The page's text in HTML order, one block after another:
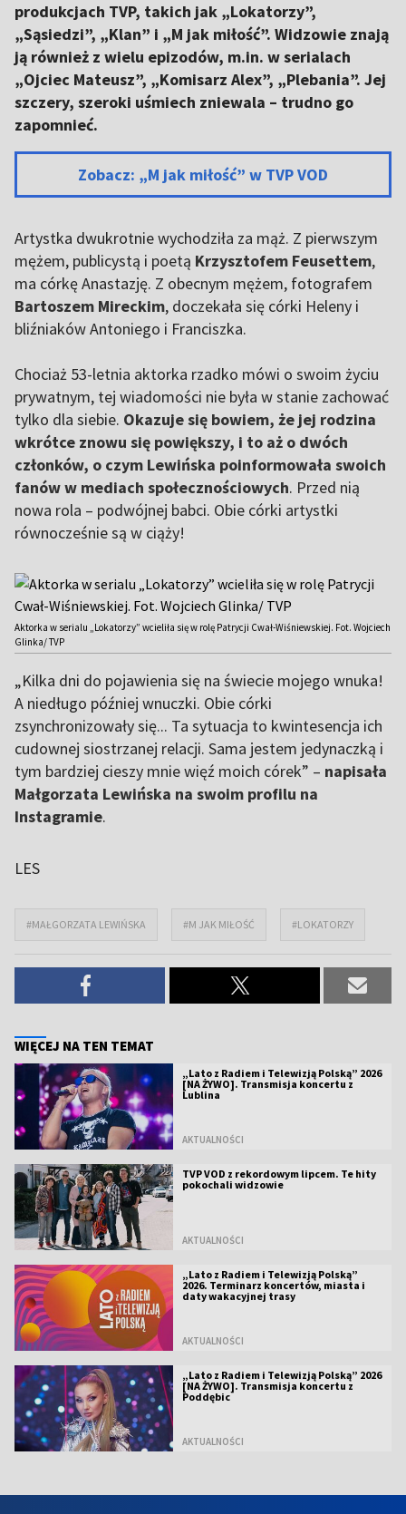
produkcjach TVP, takich jak „Lokatorzy”,
„Sąsiedzi”, „Klan” i „M jak miłość”. Widzowie znają
ją również z wielu epizodów, m.in. w serialach
„Ojciec Mateusz”, „Komisarz Alex”, „Plebania”. Jej
szczery, szeroki uśmiech zniewala – trudno go
zapomnieć.
Zobacz: „M jak miłość” w TVP VOD
Artystka dwukrotnie wychodziła za mąż. Z pierwszym
mężem, publicystą i poetą Krzysztofem Feusettem,
ma córkę Anastazję. Z obecnym mężem, fotografem
Bartoszem Mireckim, doczekała się córki Heleny i
bliźniaków Antoniego i Franciszka.
Chociaż 53-letnia aktorka rzadko mówi o swoim życiu
prywatnym, tej wiadomości nie była w stanie zachować
tylko dla siebie. Okazuje się bowiem, że jej rodzina
wkrótce znowu się powiększy, i to aż o dwóch
członków, o czym Lewińska poinformowała swoich
fanów w mediach społecznościowych. Przed nią
nowa rola – podwójnej babci. Obie córki artystki
równocześnie są w ciąży!
Aktorka w serialu „Lokatorzy” wcieliła się w rolę Patrycji Cwał-Wiśniewskiej. Fot. Wojciech
Glinka/ TVP
„Kilka dni do pojawienia się na świecie mojego wnuka!
A niedługo później wnuczki. Obie córki
zsynchronizowały się... Ta sytuacja to kwintesencja ich
cudownej siostrzanej relacji. Sama jestem jedynaczką i
tym bardziej cieszy mnie więź moich córek” – napisała
Małgorzata Lewińska na swoim profilu na
Instagramie.
LES
#MAŁGORZATA LEWIŃSKA #M JAK MIŁOŚĆ #LOKATORZY
WIĘCEJ NA TEN TEMAT
„Lato z Radiem i Telewizją Polską” 2026
[NA ŻYWO]. Transmisja koncertu z
Lublina
AKTUALNOŚCI
TVP VOD z rekordowym lipcem. Te hity
pokochali widzowie
AKTUALNOŚCI
„Lato z Radiem i Telewizją Polską”
2026. Terminarz koncertów, miasta i
daty wakacyjnej trasy
AKTUALNOŚCI
„Lato z Radiem i Telewizją Polską” 2026
[NA ŻYWO]. Transmisja koncertu z
Poddębic
AKTUALNOŚCI